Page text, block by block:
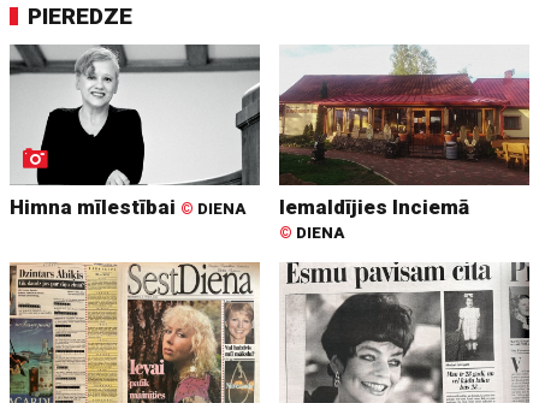
PIEREDZE
Himna mīlestībai © DIENA Iemaldījies Inciemā
© DIENA